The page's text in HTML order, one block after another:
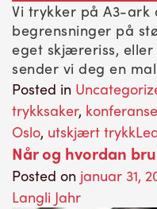
Vi trykker på A3-ark
begrensninger på
eget skjæreriss,
sender vi deg en
Posted in
trykksaker, konferanse
Oslo, utskjært trykk
Når og hvordan
Posted on januar 31,
Langli Jahr